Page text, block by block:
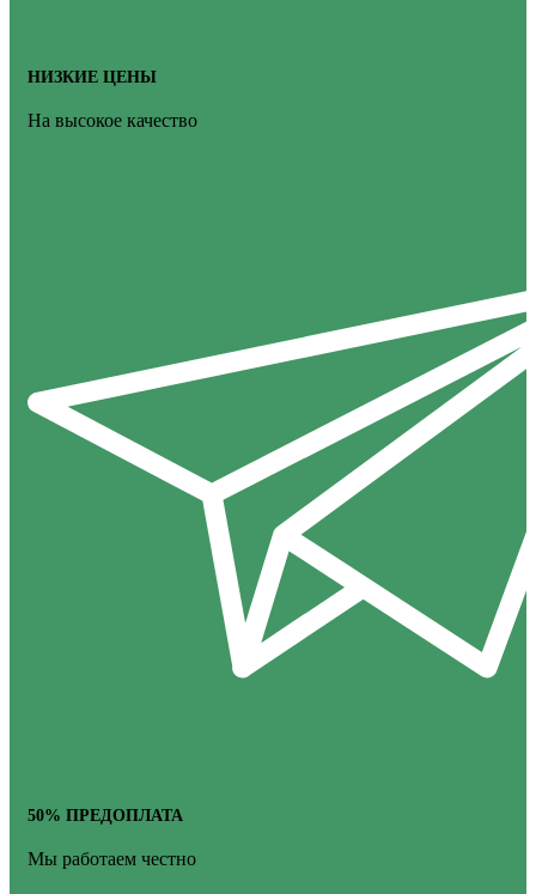
НИЗКИЕ ЦЕНЫ
На высокое качество
50% ПРЕДОПЛАТА
Мы работаем честно